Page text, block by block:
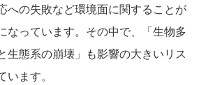
への失敗など環境面に関することが
なっています。その中で、「生物多
生態系の崩壊」も影響の大きいリス
ます。